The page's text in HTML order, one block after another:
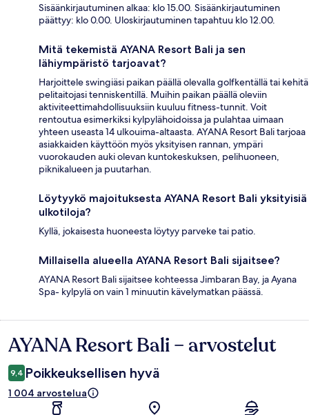
Sisäänkirjautuminen alkaa: klo 15.00. Sisäänkirjautuminen
päättyy: klo 0.00. Uloskirjautuminen tapahtuu klo 12.00.
Mitä tekemistä AYANA Resort Bali ja sen
lähiympäristö tarjoavat?
Harjoittele swingiäsi paikan päällä olevalla golfkentällä tai kehitä
pelitaitojasi tenniskentillä. Muihin paikan päällä oleviin
aktiviteettimahdollisuuksiin kuuluu fitness-tunnit. Voit
rentoutua esimerkiksi kylpylähoidoissa ja pulahtaa uimaan
yhteen useasta 14 ulkouima-altaasta. AYANA Resort Bali tarjoaa
asiakkaiden käyttöön myös yksityisen rannan, ympäri
vuorokauden auki olevan kuntokeskuksen, pelihuoneen,
piknikalueen ja puutarhan.
Löytyykö majoituksesta AYANA Resort Bali yksityisiä
ulkotiloja?
Kyllä, jokaisesta huoneesta löytyy parveke tai patio.
Millaisella alueella AYANA Resort Bali sijaitsee?
AYANA Resort Bali sijaitsee kohteessa Jimbaran Bay, ja Ayana
Spa- kylpylä on vain 1 minuutin kävelymatkan päässä.
Arvostelut
AYANA Resort Bali – arvostelut
9,4 Poikkeuksellisen hyvä
1 004 arvostelua